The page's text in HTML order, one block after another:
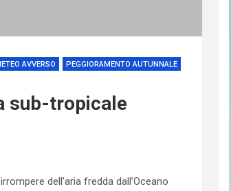
AVVERSO
PEGGIORAMENTO AUTUNNALE
sub-tropicale
dell’aria fredda dall’Oceano